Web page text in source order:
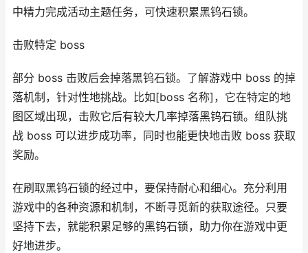
中精力完成活动主题任务，可快速积累黑钨石锁。
击败特定 boss
部分 boss 击败后会掉落黑钨石锁。了解游戏中 boss 的掉
落机制，针对性地挑战。比如[boss 名称]，它在特定的地
图区域出现，击败它后有较大几率掉落黑钨石锁。组队挑
战 boss 可以进步成功率，同时也能更快地击败 boss 获取
奖励。
在刷取黑钨石锁的经过中，要保持耐心和细心。充分利用
游戏中的各种资源和机制，不断寻觅新的获取途径。只要
坚持下去，就能积累足够的黑钨石锁，助力你在游戏中更
好地进步。